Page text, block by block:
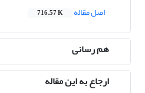
اصل مقاله
716.57 K
هم رسانی
ارجاع به این مقاله